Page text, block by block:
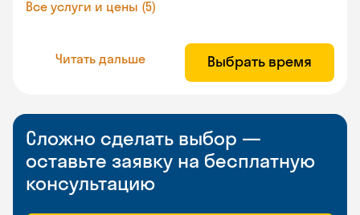
Все услуги и цены (5)
Читать дальше Выбрать время
Сложно сделать выбор —
оставьте заявку на бесплатную
консультацию